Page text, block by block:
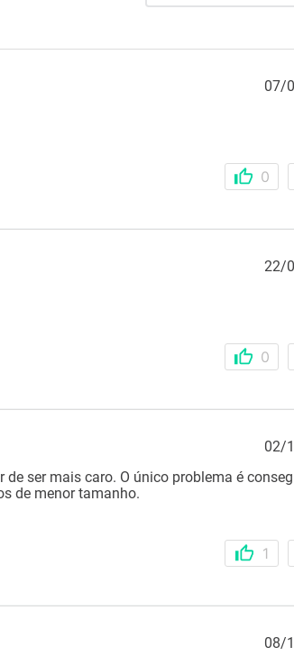
07/
0
22/
0
02/
ser mais caro. O único problema é
de menor tamanho.
1
08/